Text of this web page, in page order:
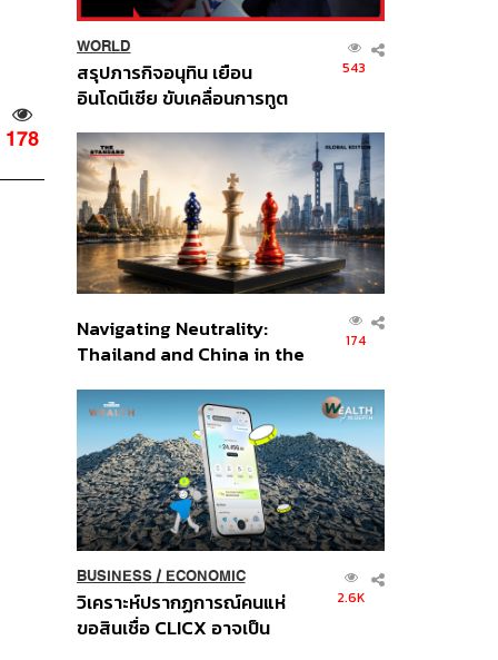
178
WORLD
สรุปภารกิจอนุทิน เยือน
อินโดนีเซีย ขับเคลื่อนการทูต
ส่วนยุทธศาสตร์ไทย –
อินโดนีเซีย
543
Navigating Neutrality:
Thailand and China in the
Order
174
BUSINESS/ ECONOMIC
วิเคราะห์ปรากฏการณ์คนแห่
ขอสินเชื่อ CLICX อาจเป็น
2.6K